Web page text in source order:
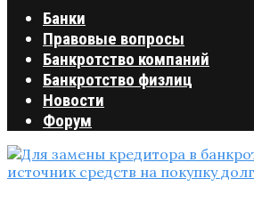
Банки
Правовые вопросы
Банкротство компаний
Банкротство физлиц
Новости
Форум